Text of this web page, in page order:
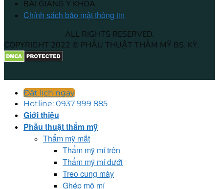
BÀI GIẢNG Y KHOA
Chính sách bảo mật thông tin
ALL RIGHTS RESERVED.
COPYRIGHT 2022 © PHẪU THUẬT THẪM MỸ BS. KỲ.
Đặt lịch ngay
Hotline: 0937 999 885
Giới thiệu
Phẫu thuật thẩm mỹ
Thẩm mỹ mắt
Thẩm mỹ mí trên
Thẩm mỹ mí dưới
Treo cung mày
Ghép mô mí